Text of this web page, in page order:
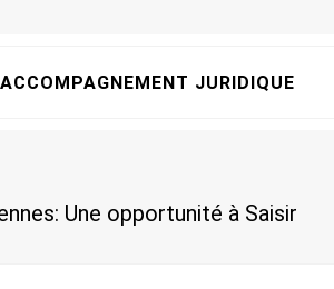
ACCOMPAGNEMENT JURIDIQUE
Une opportunité à Saisir